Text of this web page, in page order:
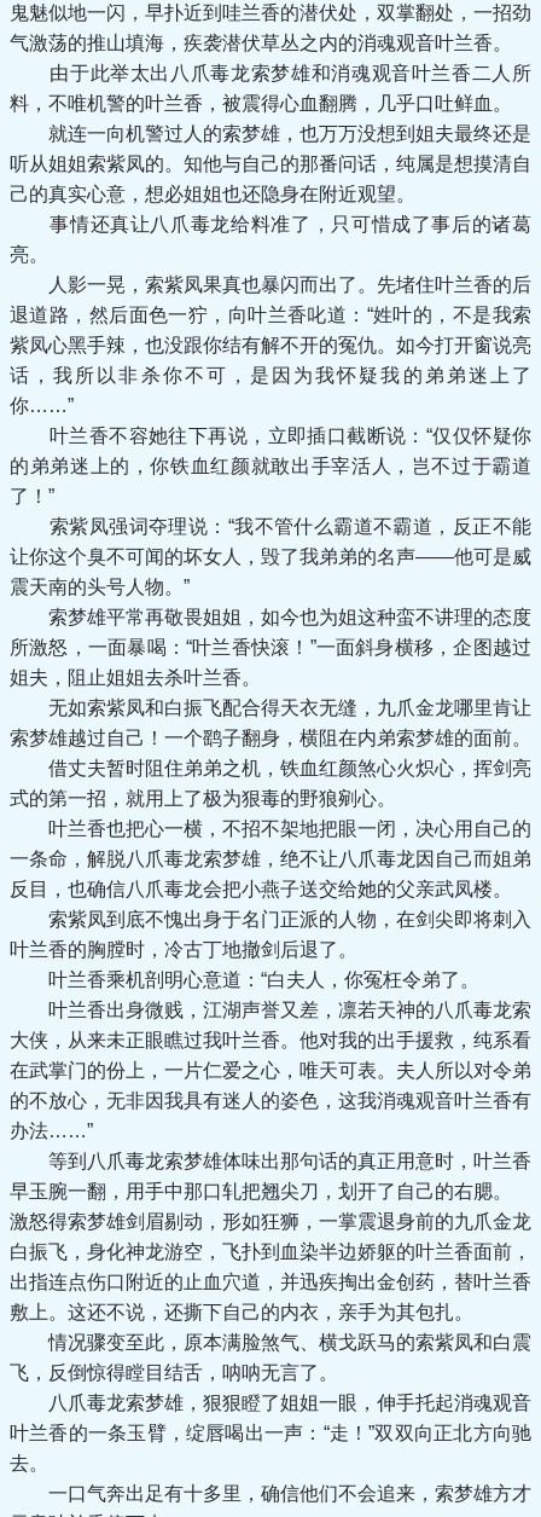
鬼魅似地一闪，早扑近到哇兰香的潜伏处，双掌翻处，一招劲
气激荡的推山填海，疾袭潜伏草丛之内的消魂观音叶兰香。
由于此举太出八爪毒龙索梦雄和消魂观音叶兰香二人所
料，不唯机警的叶兰香，被震得心血翻腾，几乎口吐鲜血。
就连一向机警过人的索梦雄，也万万没想到姐夫最终还是
听从姐姐索紫凤的。知他与自己的那番问话，纯属是想摸清自
己的真实心意，想必姐姐也还隐身在附近观望。
事情还真让八爪毒龙给料准了，只可惜成了事后的诸葛
亮。
人影一晃，索紫凤果真也暴闪而出了。先堵住叶兰香的后
退道路，然后面色一狞，向叶兰香叱道：“姓叶的，不是我索
紫凤心黑手辣，也没跟你结有解不开的冤仇。如今打开窗说亮
话，我所以非杀你不可，是因为我怀疑我的弟弟迷上了
你……”
叶兰香不容她往下再说，立即插口截断说：“仅仅怀疑你
的弟弟迷上的，你铁血红颜就敢出手宰活人，岂不过于霸道
了！”
索紫凤强词夺理说：“我不管什么霸道不霸道，反正不能
让你这个臭不可闻的坏女人，毁了我弟弟的名声——他可是威
震天南的头号人物。”
索梦雄平常再敬畏姐姐，如今也为姐这种蛮不讲理的态度
所激怒，一面暴喝：“叶兰香快滚！”一面斜身横移，企图越过
姐夫，阻止姐姐去杀叶兰香。
无如索紫凤和白振飞配合得天衣无缝，九爪金龙哪里肯让
索梦雄越过自己！一个鹞子翻身，横阻在内弟索梦雄的面前。
借丈夫暂时阻住弟弟之机，铁血红颜煞心火炽心，挥剑亮
式的第一招，就用上了极为狠毒的野狼剜心。
叶兰香也把心一横，不招不架地把眼一闭，决心用自己的
一条命，解脱八爪毒龙索梦雄，绝不让八爪毒龙因自己而姐弟
反目，也确信八爪毒龙会把小燕子送交给她的父亲武凤楼。
索紫凤到底不愧出身于名门正派的人物，在剑尖即将刺入
叶兰香的胸膛时，冷古丁地撤剑后退了。
叶兰香乘机剖明心意道：“白夫人，你冤枉令弟了。
叶兰香出身微贱，江湖声誉又差，凛若天神的八爪毒龙索
大侠，从来未正眼瞧过我叶兰香。他对我的出手援救，纯系看
在武掌门的份上，一片仁爱之心，唯天可表。夫人所以对令弟
的不放心，无非因我具有迷人的姿色，这我消魂观音叶兰香有
办法……”
等到八爪毒龙索梦雄体味出那句话的真正用意时，叶兰香
早玉腕一翻，用手中那口轧把翘尖刀，划开了自己的右腮。
激怒得索梦雄剑眉剔动，形如狂狮，一掌震退身前的九爪金龙
白振飞，身化神龙游空，飞扑到血染半边娇躯的叶兰香面前，
出指连点伤口附近的止血穴道，并迅疾掏出金创药，替叶兰香
敷上。这还不说，还撕下自己的内衣，亲手为其包扎。
情况骤变至此，原本满脸煞气、横戈跃马的索紫凤和白震
飞，反倒惊得瞠目结舌，呐呐无言了。
八爪毒龙索梦雄，狠狠瞪了姐姐一眼，伸手托起消魂观音
叶兰香的一条玉臂，绽唇喝出一声：“走！”双双向正北方向驰
去。
一口气奔出足有十多里，确信他们不会追来，索梦雄方才